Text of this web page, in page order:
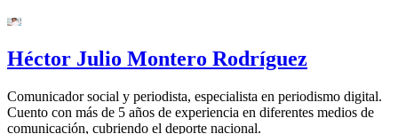
Héctor Julio Montero Rodríguez
Comunicador social y periodista, especialista en periodismo digital.
Cuento con más de 5 años de experiencia en diferentes medios de
comunicación, cubriendo el deporte nacional.